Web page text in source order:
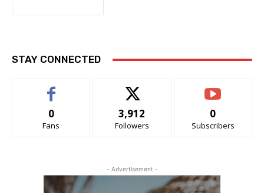
STAY CONNECTED
0
Fans
3,912
Followers
0
Subscribers
- Advertisement -